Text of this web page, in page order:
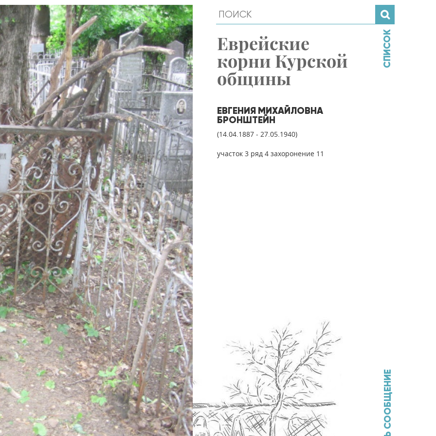
Еврейские
корни Курской
общины
ЕВГЕНИЯ МИХАЙЛОВНА
БРОНШТЕЙН
(14.04.1887 - 27.05.1940)
участок 3 ряд 4 захоронение 11
СПИСОК